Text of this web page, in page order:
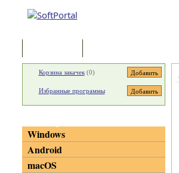
Корзина закачек(0)
Избранные программы
Windows
Android
macOS